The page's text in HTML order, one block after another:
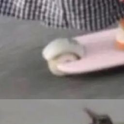
时间搭建的平台
本上是我十年秘密
个存储库协调——
。每个对象自带一
片构建，单个数据
计层面就被消除
不占资源。当 cel
恢复 SQLite 数据
唯一真相...
啊，新机速度明显
新机参数规格除开
Z Fold8 Ultra / Z
是中低端机器，
17、REDMI No
是vivo X300 E这
Ultra / Z Fold8 /
22日发布，且全
，它们本该
——DeltaDB，一
次编辑操作的版
Access 阶段。 De
page 最显
between com
间写出来的。git
183 亿美元
博客（VC 分
度业绩报告，Spac